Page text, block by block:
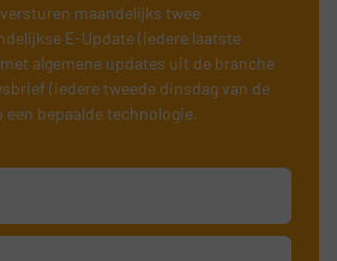
versturen maandelijks twee
E-Update (iedere laatste
algemene updates uit de branche
(iedere tweede dinsdag van de
bepaalde technologie.